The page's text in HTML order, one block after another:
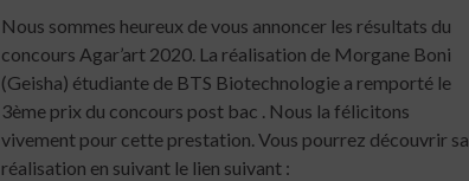
Nous sommes heureux de vous annoncer les résultats du
concours Agar’art 2020. La réalisation de Morgane Boni
(Geisha) étudiante de BTS Biotechnologie a remporté le
3ème prix du concours post bac . Nous la félicitons
vivement pour cette prestation. Vous pourrez découvrir sa
réalisation en suivant le lien suivant :